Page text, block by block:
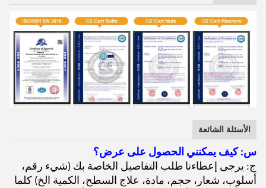
الأسئلة الشائعة
س: كيف يمكنني الحصول على عرض؟
ج: يرجى إعطاءنا طلب التفاصيل الخاصة بك (شيء رقم،
أسلوب، شعار، حجم، مادة، علاج السطح، الكمية الخ) كلما